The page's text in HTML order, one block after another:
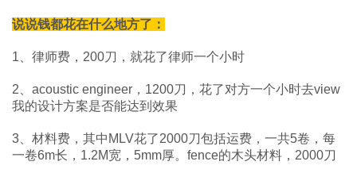
说说钱都花在什么地方了：
1、律师费，200刀，就花了律师一个小时
2、acoustic engineer，1200刀，花了对方一个小时去view
我的设计方案是否能达到效果
3、材料费，其中MLV花了2000刀包括运费，一共5卷，每
一卷6m长，1.2M宽，5mm厚。fence的木头材料，2000刀